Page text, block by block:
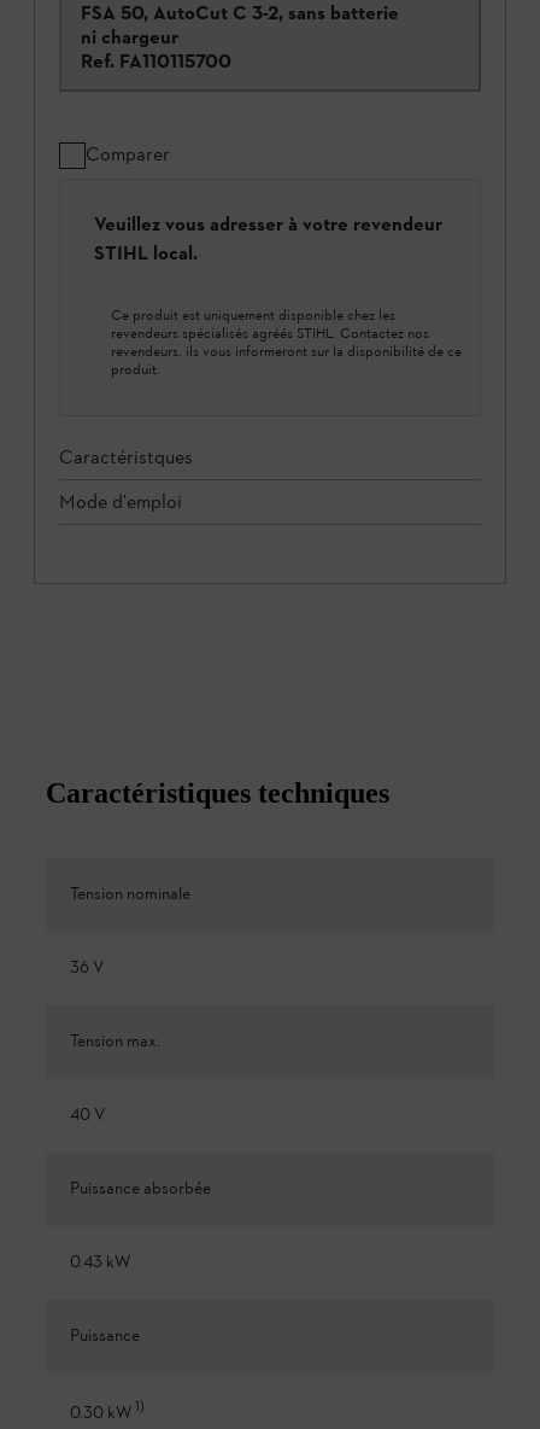
FSA 50, AutoCut C 3-2, sans batterie
ni chargeur
Ref. FA110115700
Comparer
Veuillez vous adresser à votre revendeur
STIHL local.
Ce produit est uniquement disponible chez les
revendeurs spécialisés agréés STIHL. Contactez nos
revendeurs, ils vous informeront sur la disponibilité de ce
produit.
Caractéristques
Mode d'emploi
Caractéristiques techniques
Tension nominale
36 V
Tension max.
40 V
Puissance absorbée
0.43 kW
Puissance
0.30 kW1)